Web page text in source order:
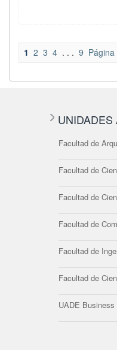
1 2 3 4 . . . 9
UNIDADES
Facultad de
Facultad de
Facultad de
Facultad de
Facultad de
Facultad de
UADE Business